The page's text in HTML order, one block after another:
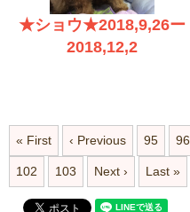
★ショウ★2018,9,26ー
2018,12,2
« First ‹ Previous 95 96
102 103 Next › Last »